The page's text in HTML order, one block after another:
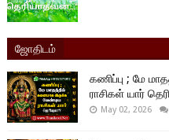
ஜோதிடம்
கணிப்பு ; மே
ராசிகள் யார்
May 02, 2026